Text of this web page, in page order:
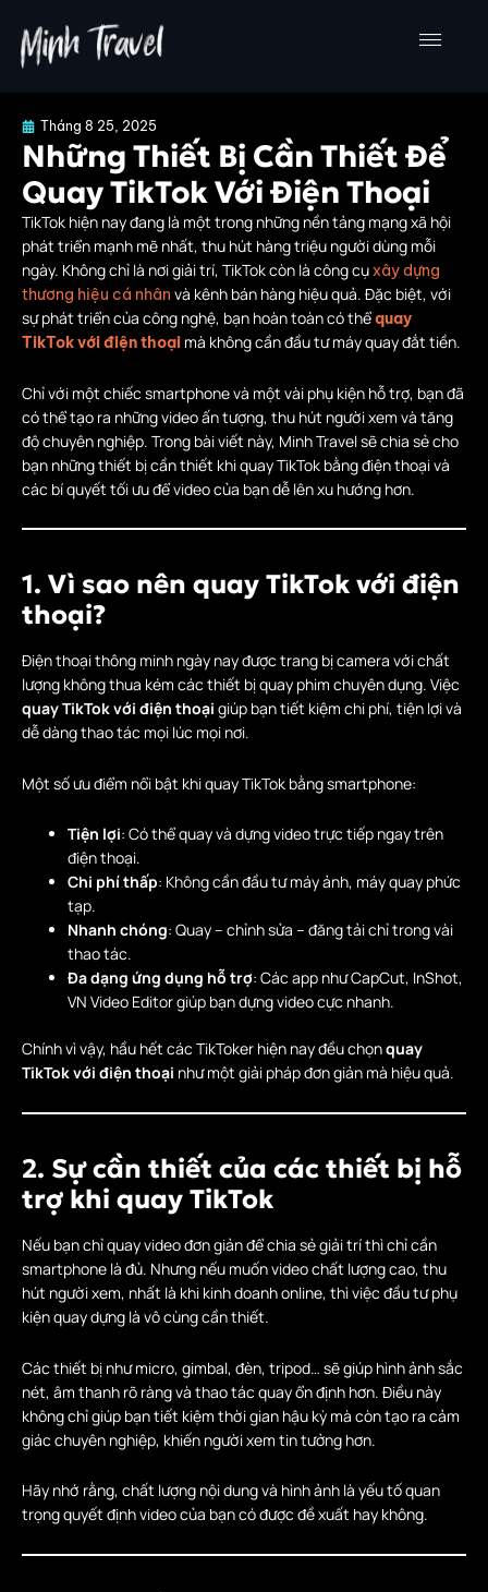
nội
Tháng 8 25, 2025
Những Thiết Bị Cần Thiết Để
Quay TikTok Với Điện Thoại
TikTok hiện nay đang là một trong những nền tảng mạng xã hội
phát triển mạnh mẽ nhất, thu hút hàng triệu người dùng mỗi
ngày. Không chỉ là nơi giải trí, TikTok còn là công cụxây dựng
thương hiệu cá nhân và kênh bán hàng hiệu quả. Đặc biệt, với
sự phát triển của công nghệ, bạn hoàn toàn có thểquay
TikTok với điện thoại mà không cần đầu tư máy quay đắt tiền.
Chỉ với một chiếc smartphone và một vài phụ kiện hỗ trợ, bạn đã
có thể tạo ra những video ấn tượng, thu hút người xem và tăng
độ chuyên nghiệp. Trong bài viết này, Minh Travel sẽ chia sẻ cho
bạn những thiết bị cần thiết khi quay TikTok bằng điện thoại và
các bí quyết tối ưu để video của bạn dễ lên xu hướng hơn.
1. Vì sao nên quay TikTok với điện
thoại?
Điện thoại thông minh ngày nay được trang bị camera với chất
lượng không thua kém các thiết bị quay phim chuyên dụng. Việc
quay TikTok với điện thoại giúp bạn tiết kiệm chi phí, tiện lợi và
dễ dàng thao tác mọi lúc mọi nơi.
Một số ưu điểm nổi bật khi quay TikTok bằng smartphone:
Tiện lợi: Có thể quay và dựng video trực tiếp ngay trên
điện thoại.
Chi phí thấp: Không cần đầu tư máy ảnh, máy quay phức
tạp.
Nhanh chóng: Quay – chỉnh sửa – đăng tải chỉ trong vài
thao tác.
Đa dạng ứng dụng hỗ trợ: Các app như CapCut, InShot,
VN Video Editor giúp bạn dựng video cực nhanh.
Chính vì vậy, hầu hết các TikToker hiện nay đều chọnquay
TikTok với điện thoại như một giải pháp đơn giản mà hiệu quả.
2. Sự cần thiết của các thiết bị hỗ
trợ khi quay TikTok
Nếu bạn chỉ quay video đơn giản để chia sẻ giải trí thì chỉ cần
smartphone là đủ. Nhưng nếu muốn video chất lượng cao, thu
hút người xem, nhất là khi kinh doanh online, thì việc đầu tư phụ
kiện quay dựng là vô cùng cần thiết.
Các thiết bị như micro, gimbal, đèn, tripod… sẽ giúp hình ảnh sắc
nét, âm thanh rõ ràng và thao tác quay ổn định hơn. Điều này
không chỉ giúp bạn tiết kiệm thời gian hậu kỳ mà còn tạo ra cảm
giác chuyên nghiệp, khiến người xem tin tưởng hơn.
Hãy nhớ rằng, chất lượng nội dung và hình ảnh là yếu tố quan
trọng quyết định video của bạn có được đề xuất hay không.